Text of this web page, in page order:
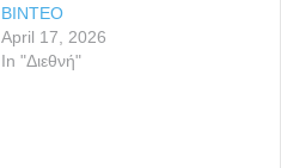
ΒΙΝΤΕΟ
April 17, 2026
In "Διεθνή"